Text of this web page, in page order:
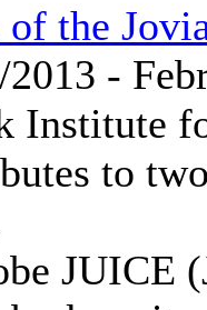
the
2013 -
Institute
to